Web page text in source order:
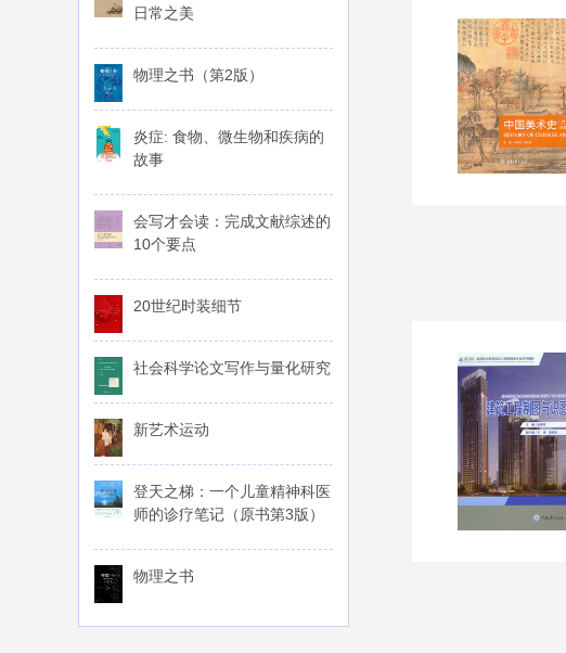
日常之美
物理之书（第2版）
炎症: 食物、微生物和疾病的
故事
会写才会读：完成文献综述的
10个要点
20世纪时装细节
社会科学论文写作与量化研究
新艺术运动
登天之梯：一个儿童精神科医
师的诊疗笔记（原书第3版）
物理之书